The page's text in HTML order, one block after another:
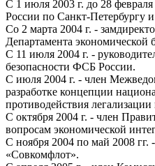
С 1 июля 2003 г. до 28
России по Санкт-Петербургу
Со 2 марта 2004 г. -
Департамента
С 11 июля 2004 г. -
безопасности ФСБ России.
С июля 2004 г. - член
разработке концепции
противодействия
С октября 2004 г. - член
вопросам экономической
С ноября 2004 по май 2008
«Совкомфлот».